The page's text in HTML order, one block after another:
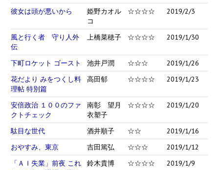
彼女は頭が悪いから
姫野カオル
コ
☆☆☆☆ 2019/2/3
風と行く者 守り人外
伝
上橋菜穂子 ☆☆☆☆ 2019/1/30
下町ロケット ゴースト 池井戸潤 ☆☆☆
2019/1/26
花だより みをつくし料
理帖 特別篇
高田郁 ☆☆☆☆ 2019/1/23
安倍政治 １００のファ
クトチェック
南彰 望月
衣塑子
☆☆☆☆ 2019/1/20
駄目な世代 酒井順子 ☆☆
2019/1/16
おやすみ、東京
吉田篤弘 ☆☆☆
2019/1/12
「ＡＩ失業」前夜 これ
鈴木貴博 ☆☆☆☆ 2019/1/9